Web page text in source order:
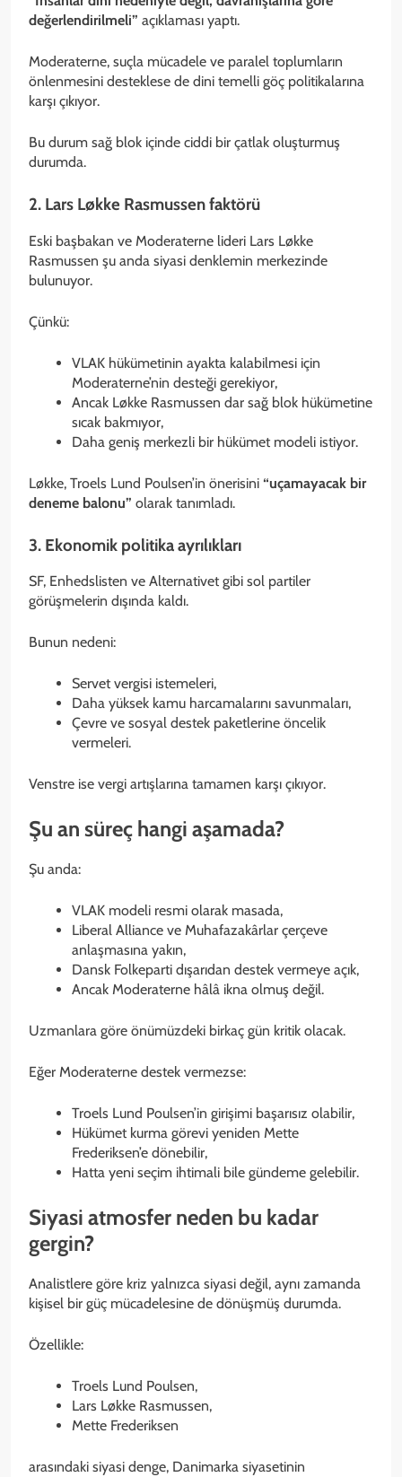
değerlendirilmeli” açıklaması yaptı.
Moderaterne, suçla mücadele ve paralel toplumların
önlenmesini desteklese de dini temelli göç politikalarına
karşı çıkıyor.
Bu durum sağ blok içinde ciddi bir çatlak oluşturmuş
durumda.
2. Lars Løkke Rasmussen faktörü
Eski başbakan ve Moderaterne lideri Lars Løkke
Rasmussen şu anda siyasi denklemin merkezinde
bulunuyor.
Çünkü:
VLAK hükümetinin ayakta kalabilmesi için
Moderaterne’nin desteği gerekiyor,
Ancak Løkke Rasmussen dar sağ blok hükümetine
sıcak bakmıyor,
Daha geniş merkezli bir hükümet modeli istiyor.
Løkke, Troels Lund Poulsen’in önerisini “uçamayacak bir
deneme balonu” olarak tanımladı.
3. Ekonomik politika ayrılıkları
SF, Enhedslisten ve Alternativet gibi sol partiler
görüşmelerin dışında kaldı.
Bunun nedeni:
Servet vergisi istemeleri,
Daha yüksek kamu harcamalarını savunmaları,
Çevre ve sosyal destek paketlerine öncelik
vermeleri.
Venstre ise vergi artışlarına tamamen karşı çıkıyor.
Şu an süreç hangi aşamada?
Şu anda:
VLAK modeli resmi olarak masada,
Liberal Alliance ve Muhafazakârlar çerçeve
anlaşmasına yakın,
Dansk Folkeparti dışarıdan destek vermeye açık,
Ancak Moderaterne hâlâ ikna olmuş değil.
Uzmanlara göre önümüzdeki birkaç gün kritik olacak.
Eğer Moderaterne destek vermezse:
Troels Lund Poulsen’in girişimi başarısız olabilir,
Hükümet kurma görevi yeniden Mette
Frederiksen’e dönebilir,
Hatta yeni seçim ihtimali bile gündeme gelebilir.
Siyasi atmosfer neden bu kadar
gergin?
Analistlere göre kriz yalnızca siyasi değil, aynı zamanda
kişisel bir güç mücadelesine de dönüşmüş durumda.
Özellikle:
Troels Lund Poulsen,
Lars Løkke Rasmussen,
Mette Frederiksen
arasındaki siyasi denge, Danimarka siyasetinin